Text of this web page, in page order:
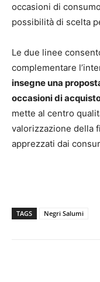
occasioni di
possibilità di scelta
Le due linee
complementare
insegne una
occasioni di
mette al centro
valorizzazione della
apprezzati dai
TAGS Negri Salumi